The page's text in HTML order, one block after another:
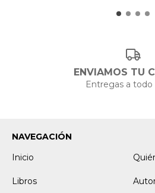
ENVIAMOS TU
Entregas a todo
NAVEGACIÓN
Inicio
Libros